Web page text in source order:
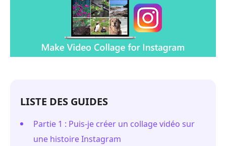
LISTE DES GUIDES
Partie 1 : Puis-je créer un collage vidéo sur
une histoire Instagram